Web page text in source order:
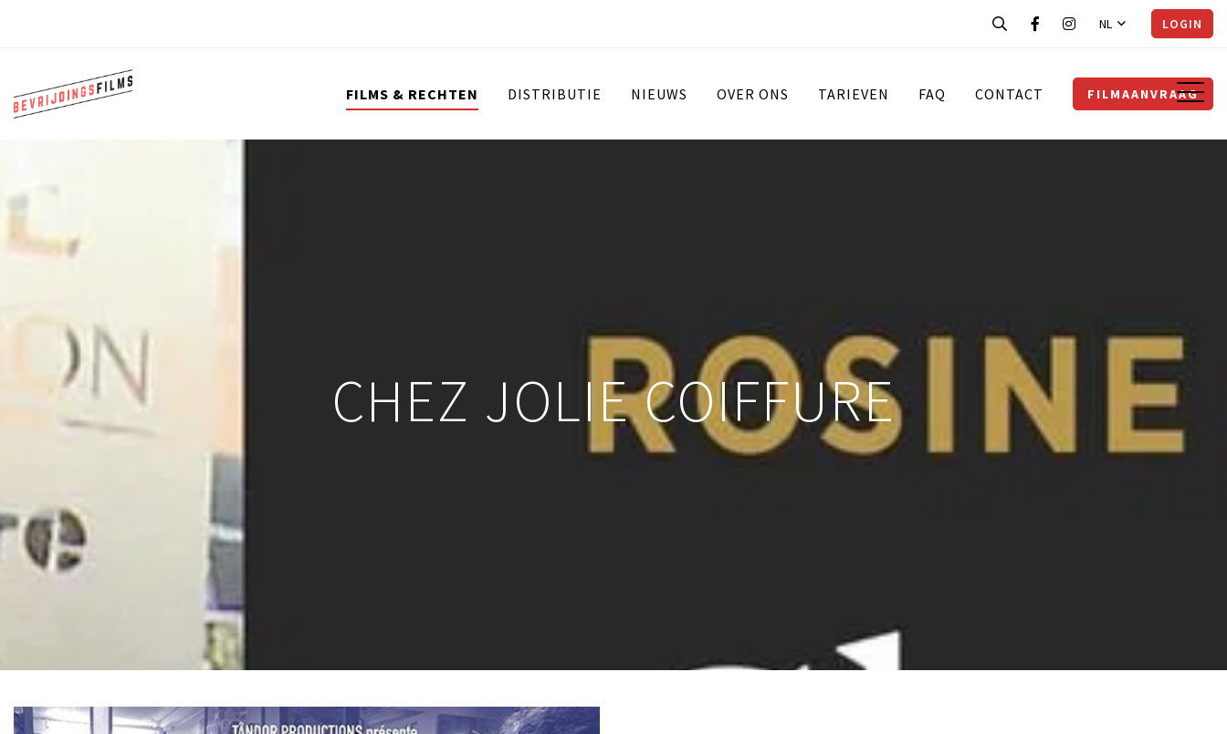
NL LOGIN
FILMS & RECHTEN DISTRIBUTIE NIEUWS OVER ONS TARIEVEN FAQ CONTACT FILMAANVRAAG
CHEZ JOLIE COIFFURE